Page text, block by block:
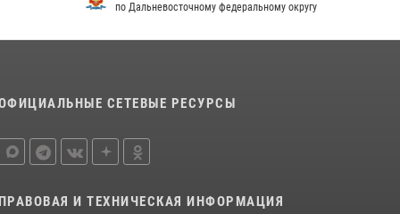
по Дальневосточному федеральному округу
СЕТЕВЫЕ РЕСУРСЫ
ПРАВОВАЯ И ТЕХНИЧЕСКАЯ ИНФОРМАЦИЯ